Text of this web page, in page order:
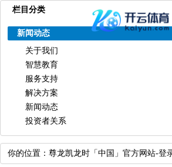
栏目分类
新闻动态
关于我们
智慧教育
服务支持
解决方案
新闻动态
投资者关系
你的位置： 尊龙凯龙时「中国」官方网站-登